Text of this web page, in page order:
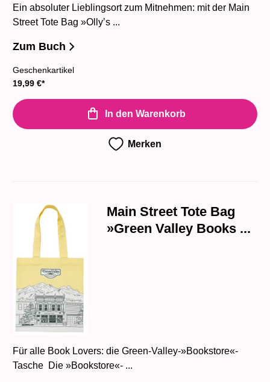
Ein absoluter Lieblingsort zum Mitnehmen: mit der Main
Street Tote Bag »Olly’s ...
Zum Buch
Geschenkartikel
19,99 €*
In den Warenkorb
Merken
Main Street Tote Bag
»Green Valley Books ...
Für alle Book Lovers: die Green-Valley-»Bookstore«-
Tasche Die »Bookstore«- ...